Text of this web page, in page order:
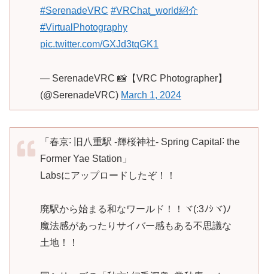
#SerenadeVRC #VRChat_world紹介
#VirtualPhotography
pic.twitter.com/GXJd3tqGK1
— SerenadeVRC 📸【VRC Photographer】
(@SerenadeVRC) March 1, 2024
「春京˸ 旧八重駅 -輝桜神社- Spring Capital˸ the
Former Yae Station」
Labsにアップロードしたぞ！！
廃駅から始まる和なワールド！！ヾ(:3ﾉｼヾ)ﾉ
魔法感があったりサイバー感もある不思議な
土地！！